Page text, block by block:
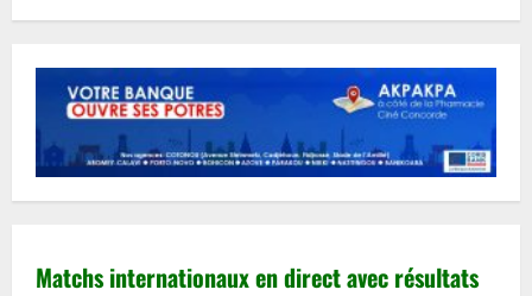
Matchs internationaux en direct avec résultats